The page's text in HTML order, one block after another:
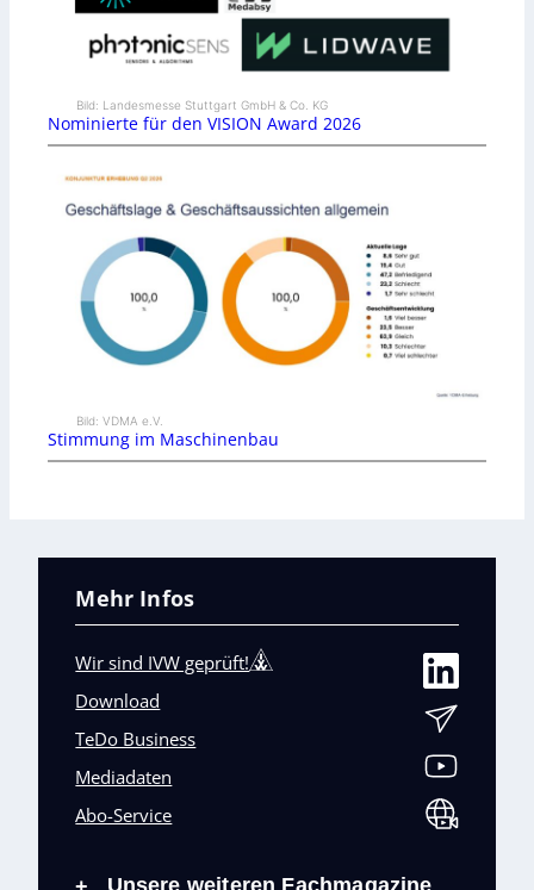
Bild: Landesmesse Stuttgart GmbH & Co. KG
Nominierte für den VISION Award 2026
Bild: VDMA e.V.
Stimmung im Maschinenbau
Mehr Infos
Wir sind IVW geprüft!
Download
TeDo Business
Mediadaten
Abo-Service